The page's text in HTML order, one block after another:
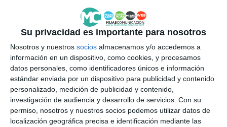
Su privacidad es importante para nosotros
Nosotros y nuestros socios almacenamos y/o accedemos a
información en un dispositivo, como cookies, y procesamos
datos personales, como identificadores únicos e información
estándar enviada por un dispositivo para publicidad y contenido
personalizado, medición de publicidad y contenido,
investigación de audiencia y desarrollo de servicios. Con su
permiso, nosotros y nuestros socios podemos utilizar datos de
localización geográfica precisa e identificación mediante las